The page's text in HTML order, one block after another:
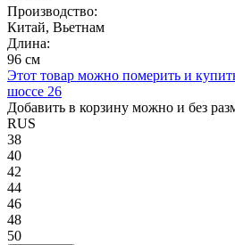
Производство:
Китай, Вьетнам
Длина:
96 см
Этот товар можно померить и
шоссе 26
Добавить в корзину можно и без
RUS
38
40
42
44
46
48
50